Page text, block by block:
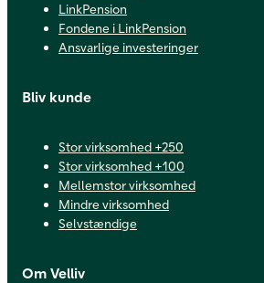
LinkPension
Fondene i LinkPension
Ansvarlige investeringer
Bliv kunde
Stor virksomhed +250
Stor virksomhed +100
Mellemstor virksomhed
Mindre virksomhed
Selvstændige
Om Velliv